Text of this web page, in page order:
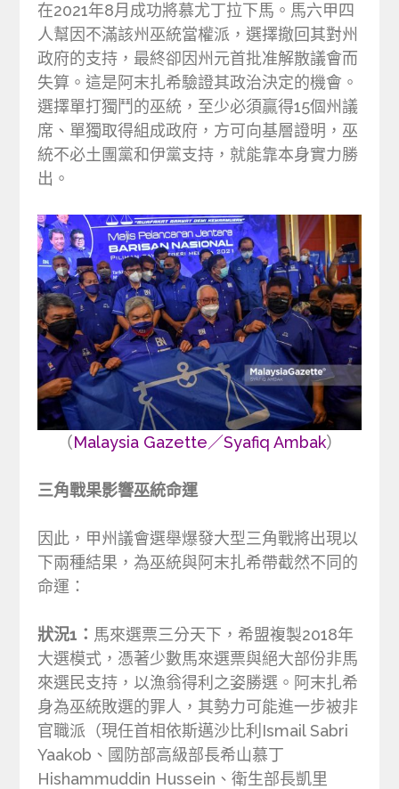
在2021年8月成功將慕尤丁拉下馬。馬六甲四
人幫因不滿該州巫統當權派，選擇撤回其對州
政府的支持，最終卻因州元首批准解散議會而
失算。這是阿末扎希驗證其政治決定的機會。
選擇單打獨鬥的巫統，至少必須贏得15個州議
席、單獨取得組成政府，方可向基層證明，巫
統不必土團黨和伊黨支持，就能靠本身實力勝
出。
（Malaysia Gazette／Syafiq Ambak）
三角戰果影響巫統命運
因此，甲州議會選舉爆發大型三角戰將出現以
下兩種結果，為巫統與阿末扎希帶截然不同的
命運：
狀況1： 馬來選票三分天下，希盟複製2018年
大選模式，憑著少數馬來選票與絕大部份非馬
來選民支持，以漁翁得利之姿勝選。阿末扎希
身為巫統敗選的罪人，其勢力可能進一步被非
官職派（現任首相依斯邁沙比利Ismail Sabri
Yaakob、國防部高級部長希山慕丁
Hishammuddin Hussein、衛生部長凱里